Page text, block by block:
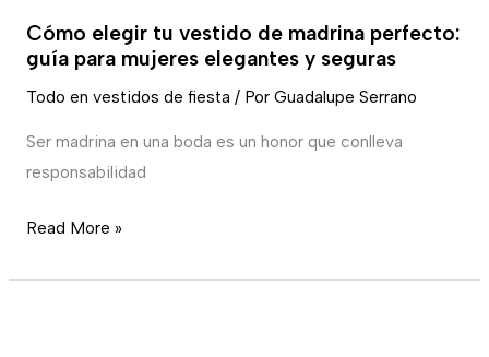
2026
Cómo elegir tu vestido de madrina perfecto:
guía para mujeres elegantes y seguras
Todo en vestidos de fiesta / Por Guadalupe Serrano
Ser madrina en una boda es un honor que conlleva
responsabilidad
tu
vestido
de
madrina
para
elegantes
Read More »